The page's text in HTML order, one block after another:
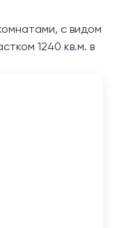
с видом
1240 кв.м. в